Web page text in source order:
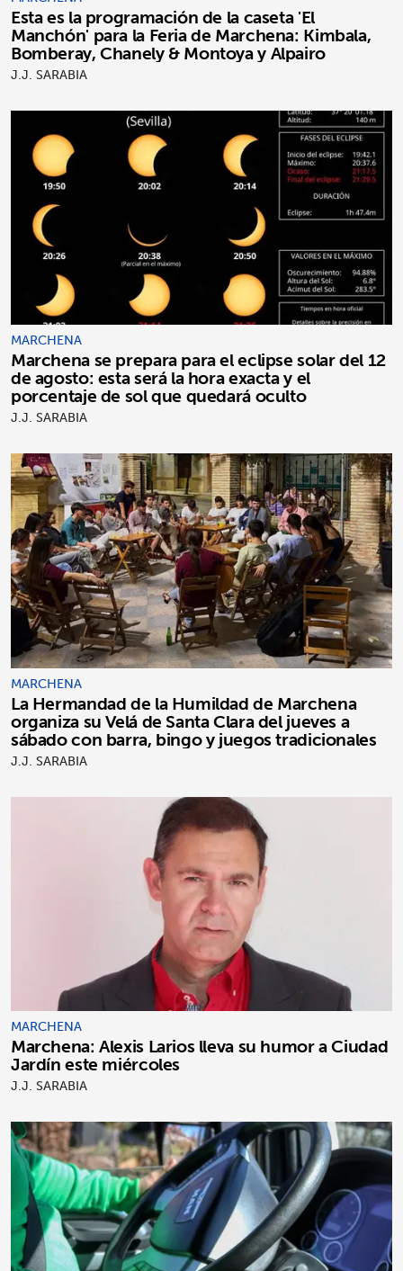
Esta es la programación de la caseta 'El
Manchón' para la Feria de Marchena: Kimbala,
Bomberay, Chanely & Montoya y Alpairo
J.J. SARABIA
MARCHENA
Marchena se prepara para el eclipse solar del 12
de agosto: esta será la hora exacta y el
porcentaje de sol que quedará oculto
J.J. SARABIA
MARCHENA
La Hermandad de la Humildad de Marchena
organiza su Velá de Santa Clara del jueves a
sábado con barra, bingo y juegos tradicionales
J.J. SARABIA
MARCHENA
Marchena: Alexis Larios lleva su humor a Ciudad
Jardín este miércoles
J.J. SARABIA